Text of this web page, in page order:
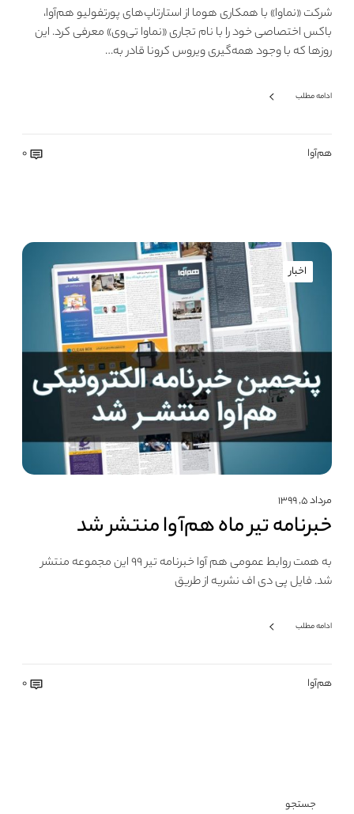
شرکت «نماوا» با همکاری هوما از استارتاپ‌های پورتفولیو هم‌آوا،
باکس اختصاصی خود را با نام تجاری «نماوا تی‌وی» معرفی کرد. این
روزها که با وجود همه‌گیری ویروس کرونا قادر به…
ادامه مطلب
هم‌آوا 0
اخبار
مرداد ۵, ۱۳۹۹
خبرنامه تیر ماه هم‌آوا منتشر شد
به همت روابط عمومی هم آوا خبرنامه تیر ۹۹ این مجموعه منتشر
شد. فایل پی دی اف نشریه از طریق
ادامه مطلب
هم‌آوا 0
جستجو